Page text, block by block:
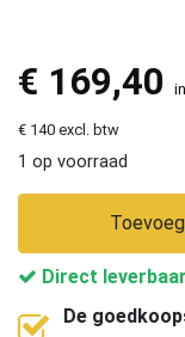
€ 169,40
€ 140 excl. btw
1 op voorraad
Direct leverbaar
De